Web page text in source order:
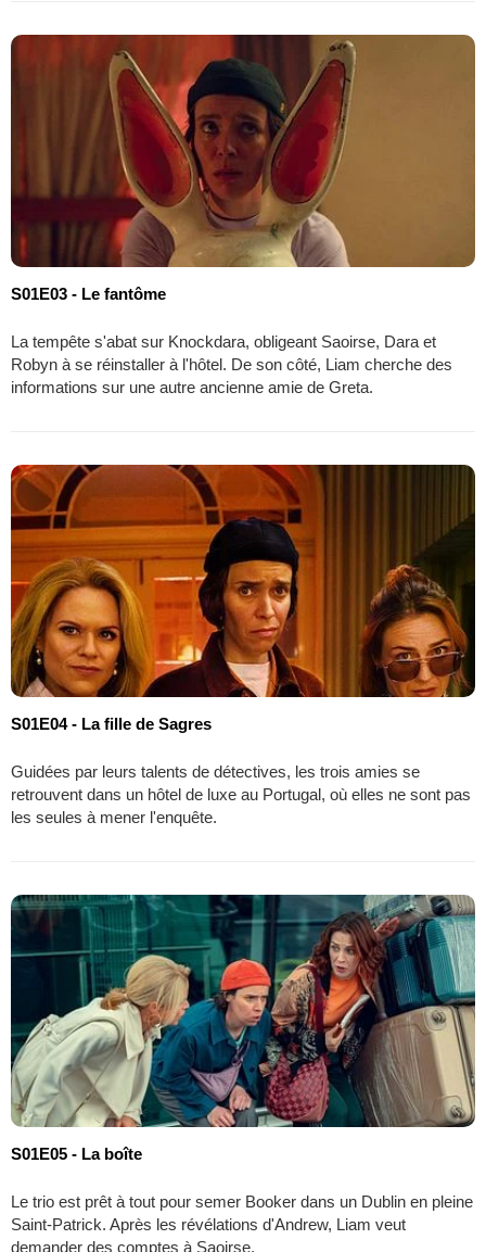
S01E03 - Le fantôme
La tempête s'abat sur Knockdara, obligeant Saoirse, Dara et
Robyn à se réinstaller à l'hôtel. De son côté, Liam cherche des
informations sur une autre ancienne amie de Greta.
S01E04 - La fille de Sagres
Guidées par leurs talents de détectives, les trois amies se
retrouvent dans un hôtel de luxe au Portugal, où elles ne sont pas
les seules à mener l'enquête.
S01E05 - La boîte
Le trio est prêt à tout pour semer Booker dans un Dublin en pleine
Saint-Patrick. Après les révélations d'Andrew, Liam veut
demander des comptes à Saoirse.